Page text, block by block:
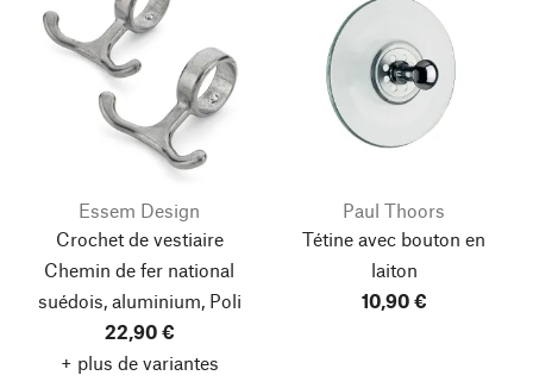
Essem Design
Crochet de vestiaire
Chemin de fer national
suédois, aluminium, Poli
22,90 €
+ plus de variantes
Paul Thoors
Tétine avec bouton en
laiton
10,90 €